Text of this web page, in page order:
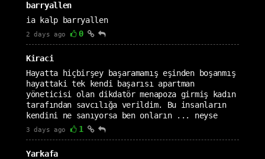
barryallen
ia kalp barryallen
2 days ago 0
Kiraci
Hayatta hiçbirşey başaramamış eşinden boşanmış
hayattaki tek kendi başarısı apartman
yöneticisi olan dikdatör menapoza girmiş kadın
tarafından savcılığa verildim. Bu insanların
kendini ne sanıyorsa ben onların ... neyse
3 days ago 1
Yarkafa